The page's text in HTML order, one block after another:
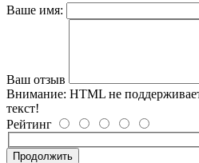
Ваше имя:
Ваш отзыв
Внимание: HTML не
текст!
Рейтинг
Продолжить